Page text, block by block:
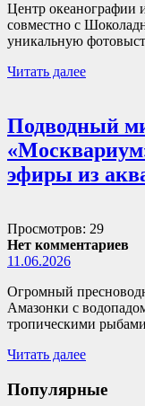
Центр океанографии
совместно с
уникальную
Читать далее
Подводный
эфиры из
Просмотров: 29
Нет комментариев
11.06.2026
Огромный
Амазонки с
тропическими
Читать далее
Популярные